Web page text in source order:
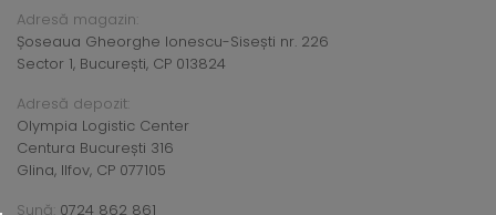
Adresă magazin:
Șoseaua Gheorghe Ionescu-Sisești nr. 226
Sector 1, București, CP 013824
Adresă depozit:
Olympia Logistic Center
Centura București 316
Glina, Ilfov, CP 077105
Sună: 0724 862 861